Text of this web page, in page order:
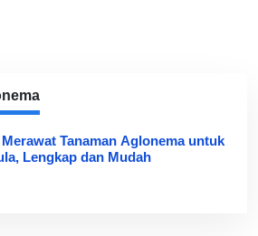
Tanaman Aglonema untuk
Lengkap dan Mudah